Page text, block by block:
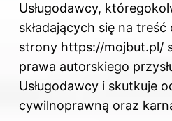
Usługodawcy,
składających się na
strony https://mojbut.pl/
prawa autorskiego
Usługodawcy i skutkuje
cywilnoprawną oraz